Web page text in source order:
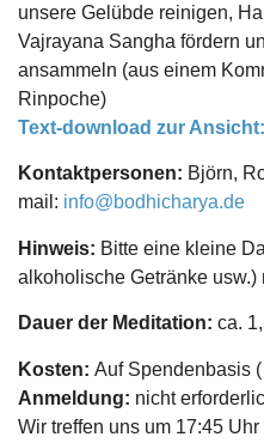
unsere Gelübde reinigen,
Vajrayana Sangha fördern
ansammeln (aus einem
Rinpoche)
Text-download zur
Kontaktpersonen: Björn,
mail: info@bodhicharya.de
Hinweis: Bitte eine kleine
alkoholische Getränke usw.)
Dauer der Meditation: ca.
Kosten: Auf Spendenbasis
Anmeldung: nicht
Wir treffen uns um 17:45